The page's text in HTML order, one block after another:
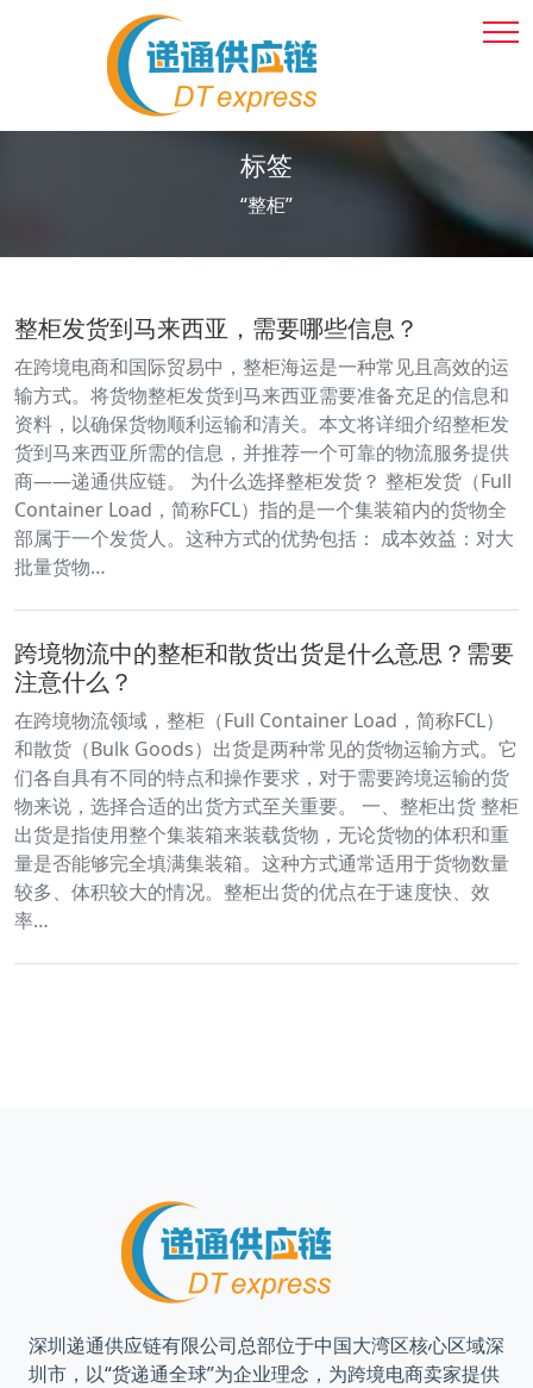
标签
“整柜”
整柜发货到马来西亚，需要哪些信息？
在跨境电商和国际贸易中，整柜海运是一种常见且高效的运
输方式。将货物整柜发货到马来西亚需要准备充足的信息和
资料，以确保货物顺利运输和清关。本文将详细介绍整柜发
货到马来西亚所需的信息，并推荐一个可靠的物流服务提供
商——递通供应链。 为什么选择整柜发货？ 整柜发货（Full
Container Load，简称FCL）指的是一个集装箱内的货物全
部属于一个发货人。这种方式的优势包括： 成本效益：对大
批量货物…
跨境物流中的整柜和散货出货是什么意思？需要
注意什么？
在跨境物流领域，整柜（Full Container Load，简称FCL）
和散货（Bulk Goods）出货是两种常见的货物运输方式。它
们各自具有不同的特点和操作要求，对于需要跨境运输的货
物来说，选择合适的出货方式至关重要。 一、整柜出货 整柜
出货是指使用整个集装箱来装载货物，无论货物的体积和重
量是否能够完全填满集装箱。这种方式通常适用于货物数量
较多、体积较大的情况。整柜出货的优点在于速度快、效
率…
深圳递通供应链有限公司总部位于中国大湾区核心区域深
圳市，以“货递通全球”为企业理念，为跨境电商卖家提供